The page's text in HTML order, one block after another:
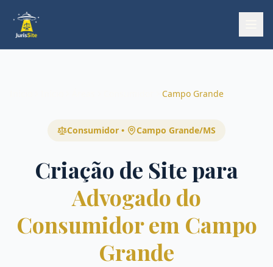
Campo Grande
Consumidor • Campo Grande/MS
Criação de Site para
Advogado do
Consumidor em Campo
Grande